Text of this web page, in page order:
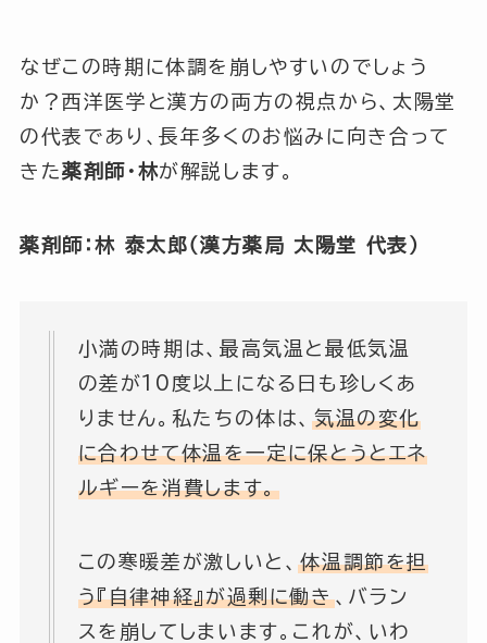
なぜこの時期に体調を崩しやすいのでしょう
か？西洋医学と漢方の両方の視点から、太陽堂
の代表であり、長年多くのお悩みに向き合って
きた薬剤師・林が解説します。
薬剤師：林 泰太郎（漢方薬局 太陽堂 代表）
小満の時期は、最高気温と最低気温
の差が10度以上になる日も珍しくあ
りません。私たちの体は、気温の変化
に合わせて体温を一定に保とうとエネ
ルギーを消費します。
この寒暖差が激しいと、体温調節を担
う『自律神経』が過剰に働き、バラン
スを崩してしまいます。これが、いわ